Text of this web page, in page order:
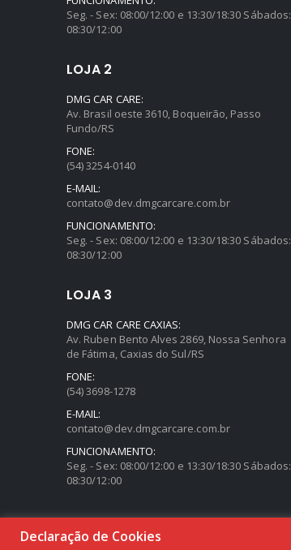
Seg. - Sex: 08:00/12:00 e 13:30/18:30 Sábados:
08:30/12:00
LOJA 2
DMG CAR CARE:
Av. Brasil oeste 3610, Boqueirão, Passo
Fundo/RS
FONE:
(54) 3254-0140
E-MAIL:
contato@dev.dmgcarcare.com.br
FUNCIONAMENTO:
Seg. - Sex: 08:00/12:00 e 13:30/18:30 Sábados:
08:30/12:00
LOJA 3
DMG CAR CARE CAXIAS:
Av. Ruben Bento Alves 2869, Nossa Senhora
de Fátima, Caxias do Sul/RS
FONE:
(54) 3698-1278
E-MAIL:
contato@dev.dmgcarcare.com.br
FUNCIONAMENTO:
Seg. - Sex: 08:00/12:00 e 13:30/18:30 Sábados:
08:30/12:00
Declaração de Cookies